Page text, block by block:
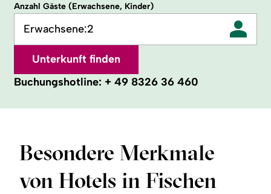
Anzahl Gäste (Erwachsene, Kinder)
2
Erwachsene:
Unterkunft finden
Buchungshotline: + 49 8326 36 460
Besondere Merkmale
von Hotels in Fischen